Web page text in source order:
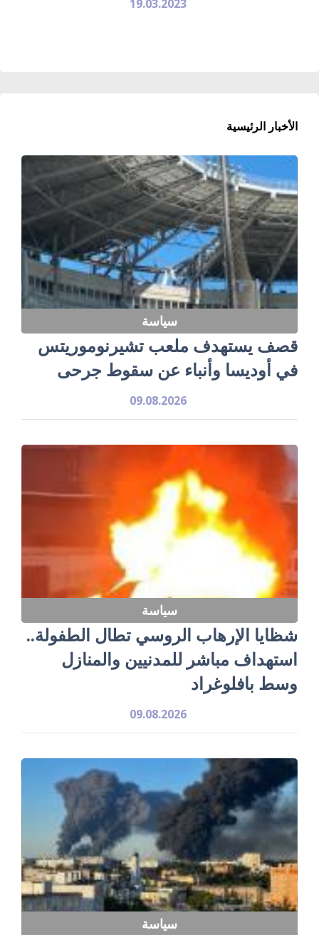
19.03.2023
الأخبار الرئيسية
سياسة
قصف يستهدف ملعب تشيرنوموريتس
في أوديسا وأنباء عن سقوط جرحى
09.08.2026
سياسة
شظايا الإرهاب الروسي تطال الطفولة..
استهداف مباشر للمدنيين والمنازل
وسط بافلوغراد
09.08.2026
سياسة